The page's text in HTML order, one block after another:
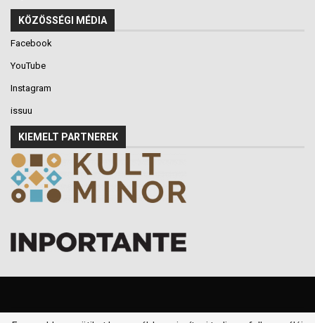
KÖZÖSSÉGI MÉDIA
Facebook
YouTube
Instagram
issuu
KIEMELT PARTNEREK